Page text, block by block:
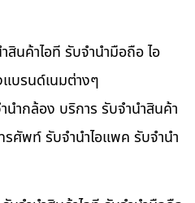
นค้าไอที รับจำนำมือถือ ไอ
บรนด์เนมต่างๆ
ำกล้อง บริการ รับจำนำสินค้า
รศัพท์ รับจำนำไอแพค รับจำนำ